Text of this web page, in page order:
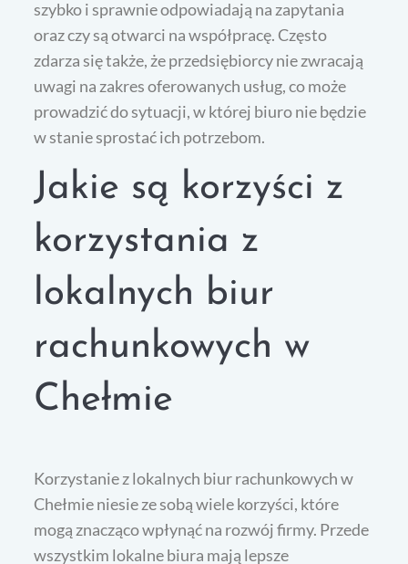
szybko i sprawnie odpowiadają na zapytania
oraz czy są otwarci na współpracę. Często
zdarza się także, że przedsiębiorcy nie zwracają
uwagi na zakres oferowanych usług, co może
prowadzić do sytuacji, w której biuro nie będzie
w stanie sprostać ich potrzebom.
Jakie są korzyści z
korzystania z
lokalnych biur
rachunkowych w
Chełmie
Korzystanie z lokalnych biur rachunkowych w
Chełmie niesie ze sobą wiele korzyści, które
mogą znacząco wpłynąć na rozwój firmy. Przede
wszystkim lokalne biura mają lepsze